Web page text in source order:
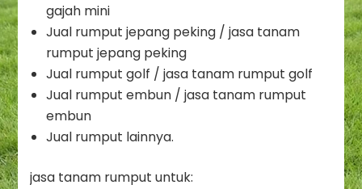
gajah mini
Jual rumput jepang peking / jasa tanam
rumput jepang peking
Jual rumput golf / jasa tanam rumput golf
Jual rumput embun / jasa tanam rumput
embun
Jual rumput lainnya.
jasa tanam rumput untuk: